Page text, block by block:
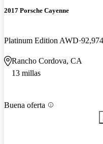
2017 Porsche Cayenne
Platinum Edition AWD
Rancho Cordova, CA
13 millas
Buena oferta